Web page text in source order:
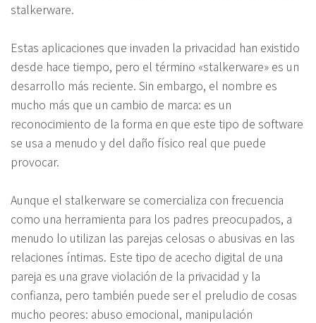
stalkerware.
Estas aplicaciones que invaden la privacidad han existido
desde hace tiempo, pero el término «stalkerware» es un
desarrollo más reciente. Sin embargo, el nombre es
mucho más que un cambio de marca: es un
reconocimiento de la forma en que este tipo de software
se usa a menudo y del daño físico real que puede
provocar.
Aunque el stalkerware se comercializa con frecuencia
como una herramienta para los padres preocupados, a
menudo lo utilizan las parejas celosas o abusivas en las
relaciones íntimas. Este tipo de acecho digital de una
pareja es una grave violación de la privacidad y la
confianza, pero también puede ser el preludio de cosas
mucho peores: abuso emocional, manipulación